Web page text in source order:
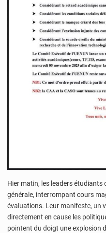
Hier matin, les leaders
générale, interrompant cours
évaluations. Leur manifeste, un
directement en cause les
pointent du doigt une explosion